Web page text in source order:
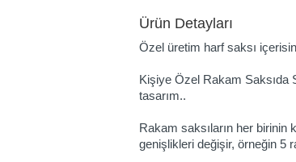
Ürün Detayları
Özel üretim harf saksı
Kişiye Özel Rakam Saksıda
tasarım..
Rakam saksıların her
genişlikleri değişir, örneğin 5